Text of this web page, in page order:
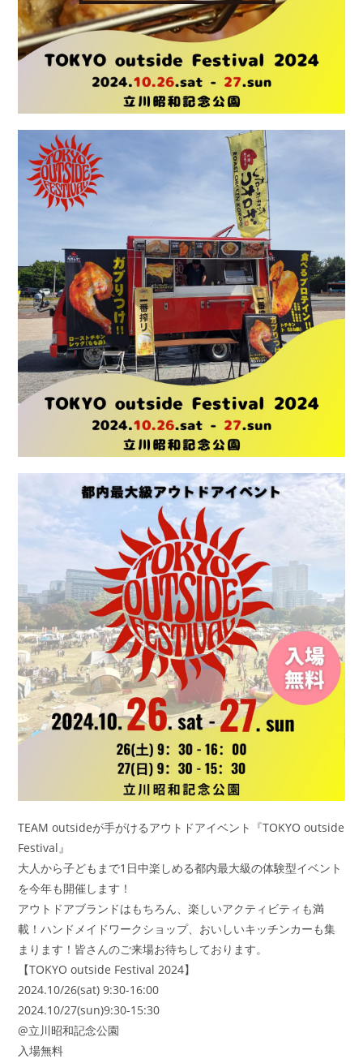
TEAM outsideが手がけるアウトドアイベント『TOKYO outside
Festival』
大人から子どもまで1日中楽しめる都内最大級の体験型イベント
を今年も開催します！
アウトドアブランドはもちろん、楽しいアクティビティも満
載！ハンドメイドワークショップ、おいしいキッチンカーも集
まります！皆さんのご来場お待ちしております。
【TOKYO outside Festival 2024】
2024.10/26(sat) 9:30-16:00
2024.10/27(sun)9:30-15:30
@立川昭和記念公園
入場無料